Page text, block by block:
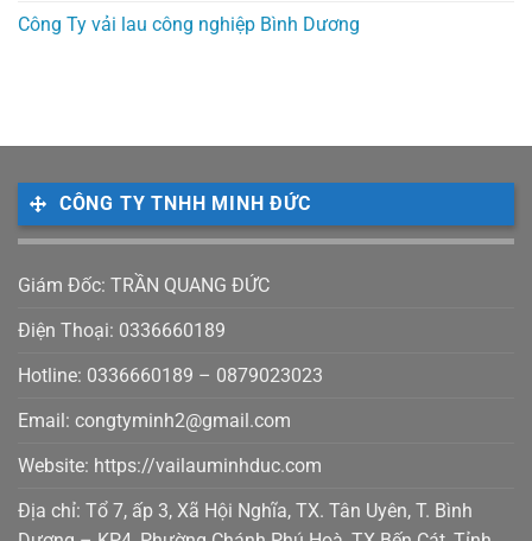
Công Ty vải lau công nghiệp Bình Dương
CÔNG TY TNHH MINH ĐỨC
Giám Đốc: TRẦN QUANG ĐỨC
Điện Thoại: 0336660189
Hotline: 0336660189 – 0879023023
Email: congtyminh2@gmail.com
Website: https://vailauminhduc.com
Địa chỉ: Tổ 7, ấp 3, Xã Hội Nghĩa, TX. Tân Uyên, T. Bình